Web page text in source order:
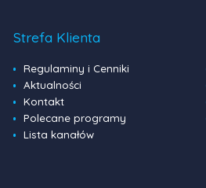
Strefa Klienta
Regulaminy i Cenniki
Aktualności
Kontakt
Polecane programy
Lista kanałów